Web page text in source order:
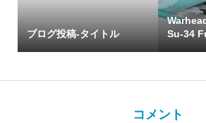
ブログ投稿-タイトル
Su-34
コメント